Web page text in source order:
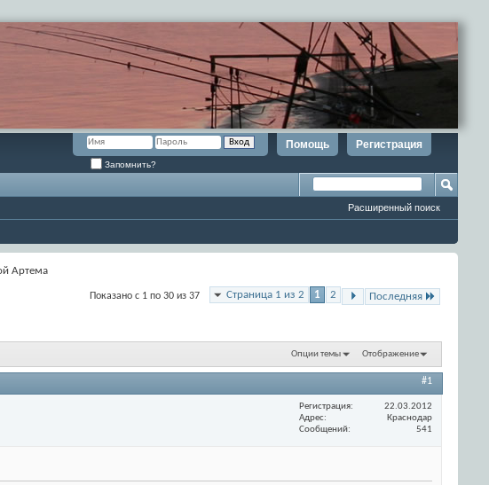
Регистрация
Помощь
Запомнить?
Расширенный поиск
Артема
Страница 1 из 2 1 2 Последняя
Показано с 1 по 30 из 37
Опции темы Отображение
#1
Регистрация
22.03.2012
Адрес
Краснодар
Сообщений
541